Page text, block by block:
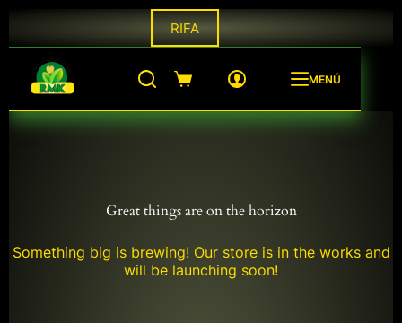
contenido
RIFA
Shopping
MENÚ
Great things are on the horizon
Something big is brewing! Our store is in the works and
will be launching soon!